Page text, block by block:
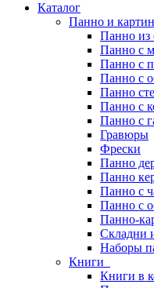
Каталог
Панно и
Панно из
Панно с
Панно с
Панно с
Панно
Панно с
Панно с
Гравюры
Фрески
Панно
Панно
Панно с
Панно с
Панно-
Складни
Наборы
Книги
Книги в